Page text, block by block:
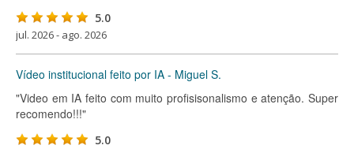
5.0
jul. 2026 - ago. 2026
Vídeo institucional feito por IA - Miguel S.
"Video em IA feito com muito profisisonalismo e atenção. Super
recomendo!!!"
5.0